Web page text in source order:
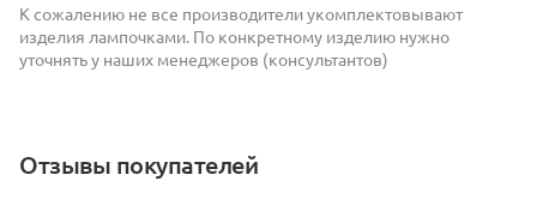
К сожалению не все производители укомплектовывают
изделия лампочками. По конкретному изделию нужно
уточнять у наших менеджеров (консультантов)
Отзывы покупателей